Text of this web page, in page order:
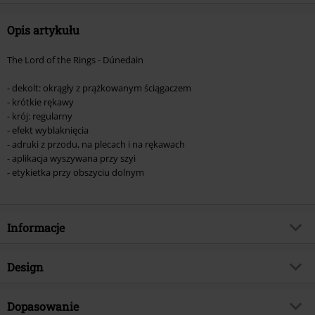
Opis artykułu
The Lord of the Rings - Dúnedain
- dekolt: okrągły z prążkowanym ściągaczem
- krótkie rękawy
- krój: regularny
- efekt wyblaknięcia
- adruki z przodu, na plecach i na rękawach
- aplikacja wyszywana przy szyi
- etykietka przy obszyciu dolnym
Informacje
Numer artykułu
TYLKO w EMP
Design
Rodzaj artykułu
Dopasowanie